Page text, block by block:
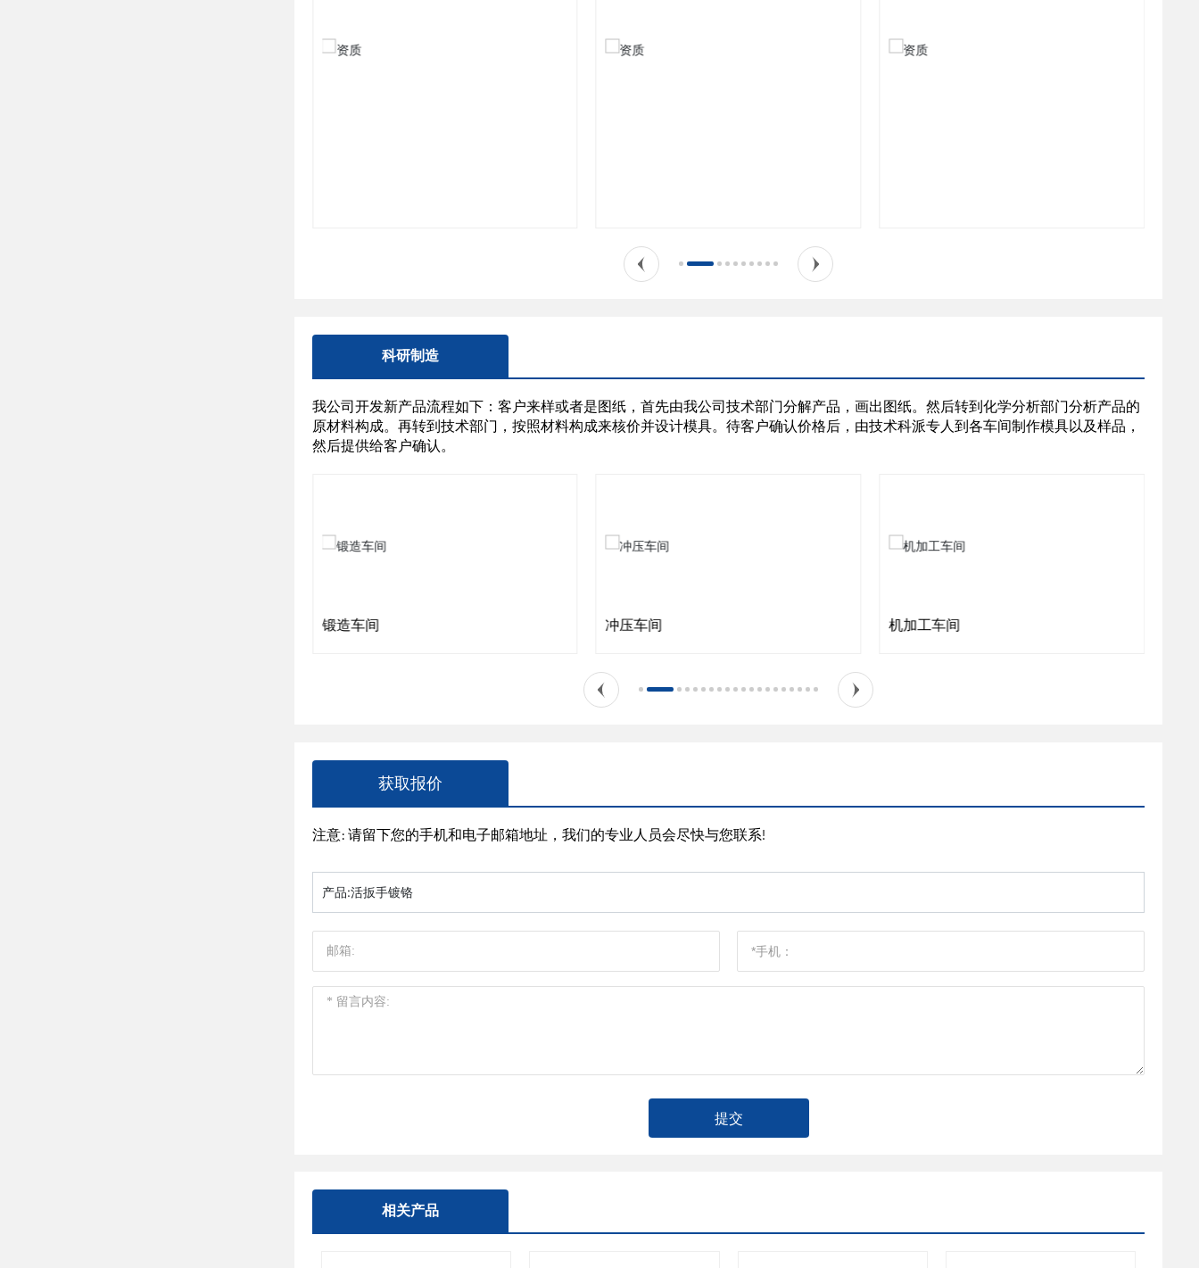
科研制造
我公司开发新产品流程如下：客户来样或者是图纸，首先由我公司技术部门分解产品，画出图纸。然后转到化学分析部门分析产品的
原材料构成。再转到技术部门，按照材料构成来核价并设计模具。待客户确认价格后，由技术科派专人到各车间制作模具以及样品，
然后提供给客户确认。
锻造车间 冲压车间 机加工车间
获取报价
注意: 请留下您的手机和电子邮箱地址，我们的专业人员会尽快与您联系!
产品:活扳手镀铬
提交
相关产品